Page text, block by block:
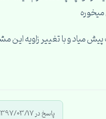
میاد و با تغییر زاویه
پاسخ در 1397/03/17 توسط